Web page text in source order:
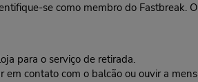
se como membro do Fastbreak.
para o serviço de retirada.
contato com o balcão ou ouvir a